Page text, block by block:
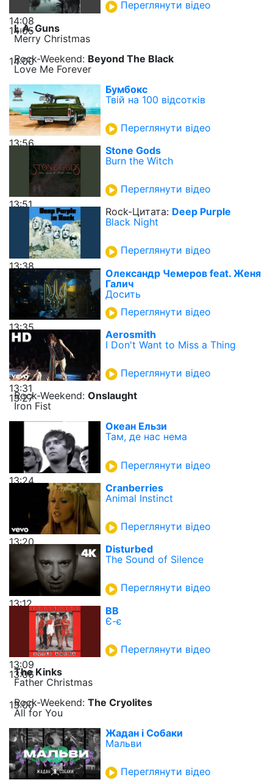
14:08
Переглянути відео
14:05
L.A. Guns
Merry Christmas
14:00
Rock-Weekend: Beyond The Black
Love Me Forever
13:56
Бумбокс
Твій на 100 відсотків
Переглянути відео
13:51
Stone Gods
Burn the Witch
Переглянути відео
13:38
Rock-Цитата: Deep Purple
Black Night
Переглянути відео
13:35
Олександр Чемеров feat. Женя
Галич
Досить
Переглянути відео
13:31
Aerosmith
I Don't Want to Miss a Thing
Переглянути відео
13:27
Rock-Weekend: Onslaught
Iron Fist
13:24
Океан Ельзи
Там, де нас нема
Переглянути відео
13:20
Cranberries
Animal Instinct
Переглянути відео
13:12
Disturbed
The Sound of Silence
Переглянути відео
13:09
ВВ
Є-є
Переглянути відео
13:06
The Kinks
Father Christmas
13:00
Rock-Weekend: The Cryolites
All for You
Жадан і Собаки
Мальви
Переглянути відео